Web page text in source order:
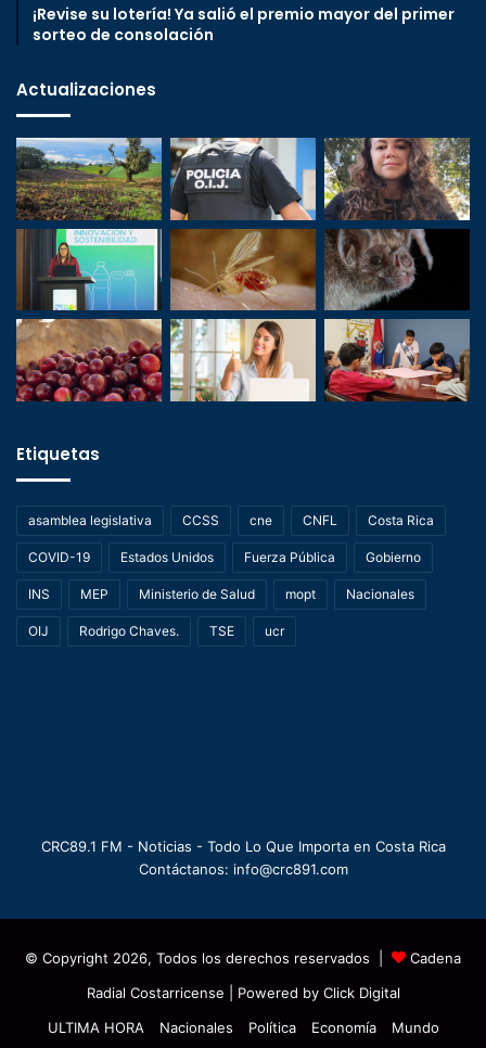
¡Revise su lotería! Ya salió el premio mayor del primer
sorteo de consolación
Actualizaciones
Etiquetas
asamblea legislativa CCSS cne CNFL Costa Rica
COVID-19 Estados Unidos Fuerza Pública Gobierno
INS MEP Ministerio de Salud mopt Nacionales
OIJ Rodrigo Chaves. TSE ucr
CRC89.1 FM - Noticias - Todo Lo Que Importa en Costa Rica
Contáctanos: info@crc891.com
© Copyright 2026, Todos los derechos reservados |
Cadena
Radial Costarricense | Powered by Click Digital
ULTIMA HORA
Nacionales Política Economía Mundo